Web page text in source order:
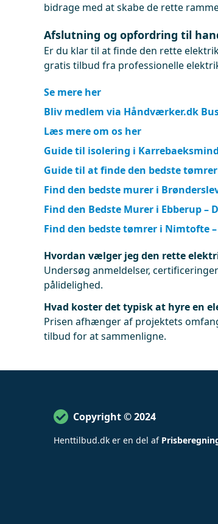
bidrage med at skabe de rette
Afslutning og opfordring til
Er du klar til at finde den rette
gratis tilbud fra professionelle
Se mere her
Bliv medlem via Håndværker.dk
Læs mere om os her
Guide til isolering i
Guide til at finde den bedste
Find den bedste murer i
Find den Bedste Murer i Ebberup –
Find den bedste tømrer i Nimtofte
Hvordan vælger jeg den rette
Undersøg anmeldelser,
pålidelighed.
Hvad koster det typisk at hyre en
Prisen afhænger af projektets
tilbud for at sammenligne.
Copyright © 2024
Henttilbud.dk er en del af